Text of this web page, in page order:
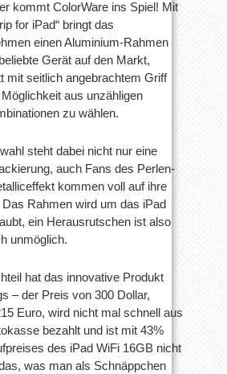
kommt ColorWare ins Spiel! Mit
for iPad“ bringt das
einen Aluminium-Rahmen
Gerät auf den Markt,
mit seitlich angebrachtem Griff
aus unzähligen
zu wählen.
steht dabei nicht nur eine
auch Fans des Perlen-
kommen voll auf ihre
Das Rahmen wird um das iPad
ein Herausrutschen ist also
unmöglich.
hat das innovative Produkt
– der Preis von 300 Dollar,
Euro, wird nicht mal schnell aus
bezahlt und ist mit 43%
des iPad WiFi 16GB nicht
was man als Schnäppchen